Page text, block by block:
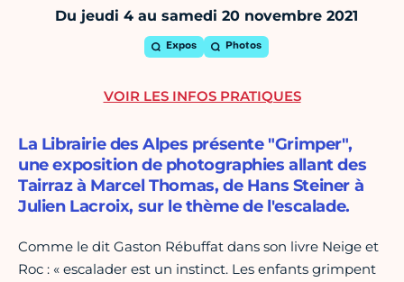
Du jeudi 4 au samedi 20 novembre 2021
Expos Photos
La Librairie des Alpes présente "Grimper",
une exposition de photographies allant des
Tairraz à Marcel Thomas, de Hans Steiner à
Julien Lacroix, sur le thème de l'escalade.
Comme le dit Gaston Rébuffat dans son livre Neige et
Roc : « escalader est un instinct. Les enfants grimpent
VOIR LES INFOS PRATIQUES